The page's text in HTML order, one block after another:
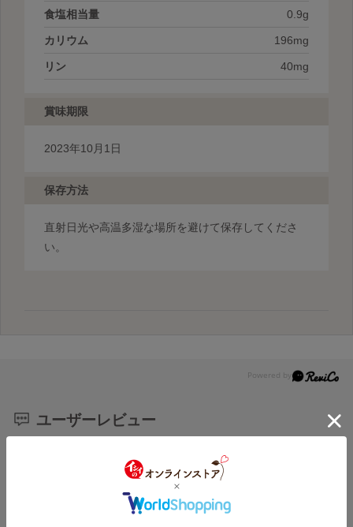
食塩相当量 0.9g
カリウム 196mg
リン 40mg
賞味期限
2023年10月1日
保存方法
直射日光や高温多湿な場所を避けて保存してくださ
い。
ユーザーレビュー